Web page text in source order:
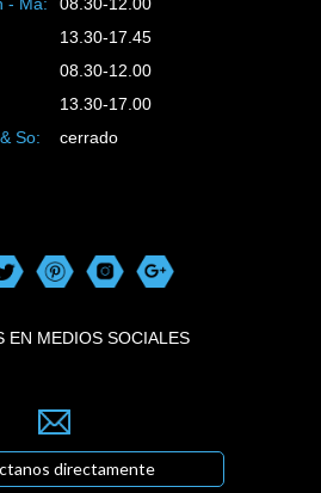
13.30-17.45
08.30-12.00
13.30-17.00
So:
cerrado
EN MEDIOS SOCIALES
directamente